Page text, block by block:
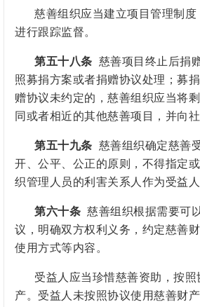
慈善组织应当建立项目管理制
进行跟踪监督。
第五十八条 慈善项目终止后捐
照募捐方案或者捐赠协议处理；募
赠协议未约定的，慈善组织应当将
同或者相近的其他慈善项目，并向
第五十九条 慈善组织确定慈善
开、公平、公正的原则，不得指定
织管理人员的利害关系人作为受益人
第六十条 慈善组织根据需要可
议，明确双方权利义务，约定慈善
使用方式等内容。
受益人应当珍惜慈善资助，按
产。受益人未按照协议使用慈善财